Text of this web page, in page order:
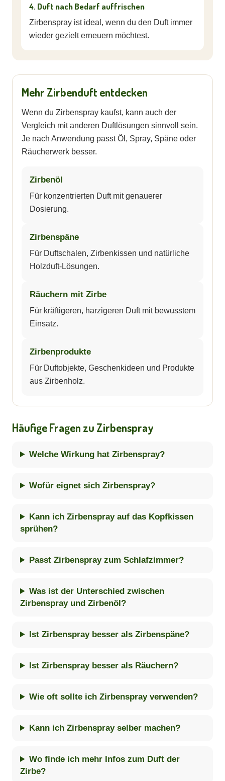
4. Duft nach Bedarf auffrischen
Zirbenspray ist ideal, wenn du den Duft immer
wieder gezielt erneuern möchtest.
Mehr Zirbenduft entdecken
Wenn du Zirbenspray kaufst, kann auch der
Vergleich mit anderen Duftlösungen sinnvoll sein.
Je nach Anwendung passt Öl, Spray, Späne oder
Räucherwerk besser.
Zirbenöl
Für konzentrierten Duft mit genauerer
Dosierung.
Zirbenspäne
Für Duftschalen, Zirbenkissen und natürliche
Holzduft-Lösungen.
Räuchern mit Zirbe
Für kräftigeren, harzigeren Duft mit bewusstem
Einsatz.
Zirbenprodukte
Für Duftobjekte, Geschenkideen und Produkte
aus Zirbenholz.
Häufige Fragen zu Zirbenspray
Welche Wirkung hat Zirbenspray?
Wofür eignet sich Zirbenspray?
Kann ich Zirbenspray auf das Kopfkissen
sprühen?
Passt Zirbenspray zum Schlafzimmer?
Was ist der Unterschied zwischen
Zirbenspray und Zirbenöl?
Ist Zirbenspray besser als Zirbenspäne?
Ist Zirbenspray besser als Räuchern?
Wie oft sollte ich Zirbenspray verwenden?
Kann ich Zirbenspray selber machen?
Wo finde ich mehr Infos zum Duft der
Zirbe?